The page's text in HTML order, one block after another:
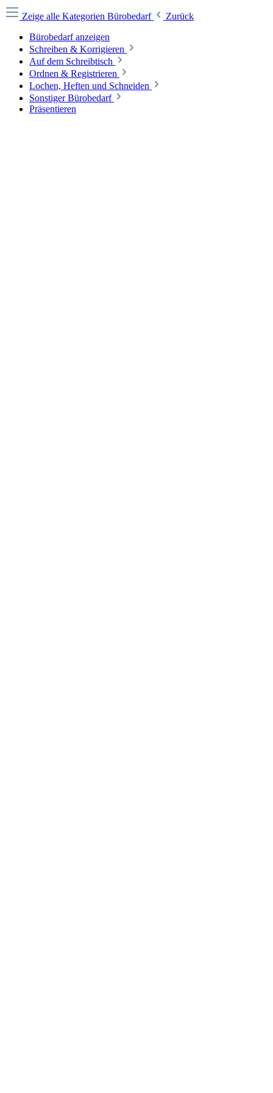
Zeige alle Kategorien Bürobedarf
Zurück
Bürobedarf anzeigen
Schreiben & Korrigieren
Auf dem Schreibtisch
Ordnen & Registrieren
Lochen, Heften und Schneiden
Sonstiger Bürobedarf
Präsentieren